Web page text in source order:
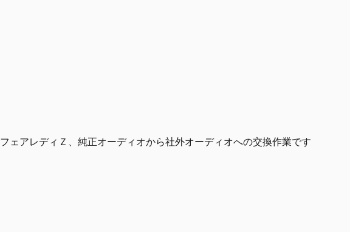
フェアレディＺ、純正オーディオから社外オーディオへの交換作業です